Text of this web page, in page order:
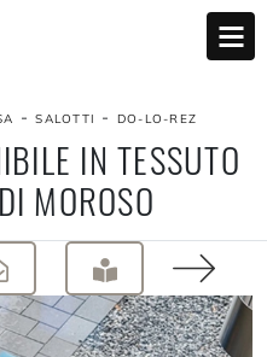
-SALOTTI - DO-LO-REZ
IN TESSUTO
MOROSO